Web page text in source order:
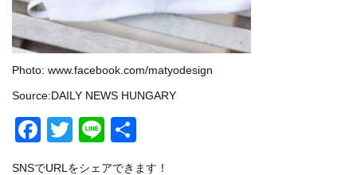
Photo: www.facebook.com/matyodesign
Source:DAILY NEWS HUNGARY
Facebook
Twitter
Line
SNSでURLをシェアできます！